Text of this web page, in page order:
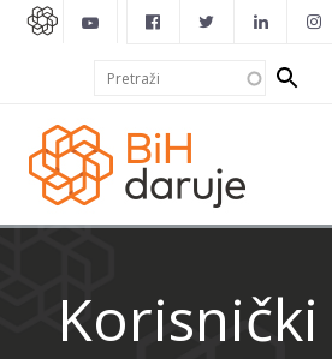
Search
form